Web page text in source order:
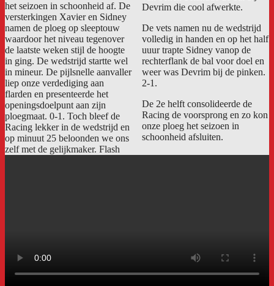
het seizoen in schoonheid af. De
versterkingen Xavier en Sidney
namen de ploeg op sleeptouw
waardoor het niveau tegenover
de laatste weken stijl de hoogte
in ging. De wedstrijd startte wel
in mineur. De pijlsnelle aanvaller
liep onze verdediging aan
flarden en presenteerde het
openingsdoelpunt aan zijn
ploegmaat. 0-1. Toch bleef de
Racing lekker in de wedstrijd en
op minuut 25 beloonden we ons
zelf met de gelijkmaker. Flash
Devrim die cool afwerkte.
De vets namen nu de wedstrijd
volledig in handen en op het half
uuur trapte Sidney vanop de
rechterflank de bal voor doel en
weer was Devrim bij de pinken.
2-1.
De 2e helft consolideerde de
Racing de voorsprong en zo kon
onze ploeg het seizoen in
schoonheid afsluiten.